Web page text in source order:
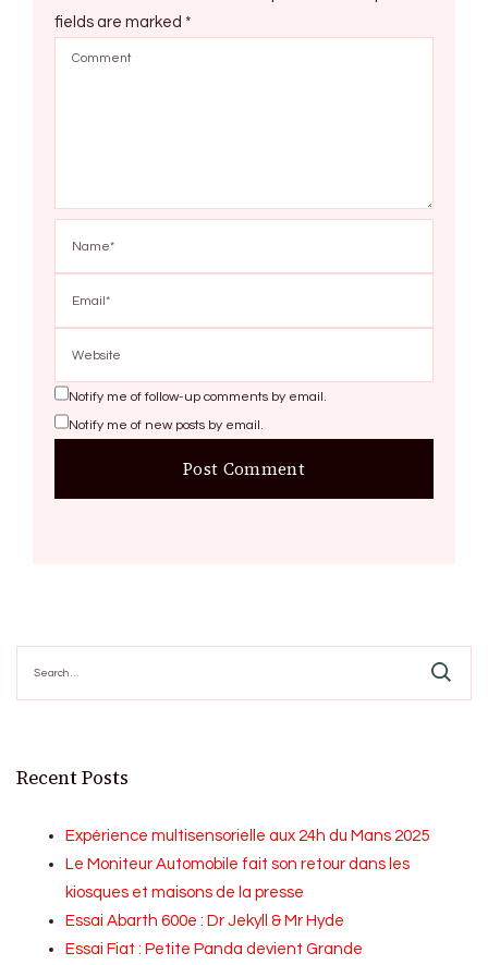
fields are marked *
Notify me of follow-up comments by email.
Notify me of new posts by email.
for:
Recent Posts
Expérience multisensorielle aux 24h du Mans 2025
Le Moniteur Automobile fait son retour dans les
kiosques et maisons de la presse
Essai Abarth 600e : Dr Jekyll & Mr Hyde
Essai Fiat : Petite Panda devient Grande